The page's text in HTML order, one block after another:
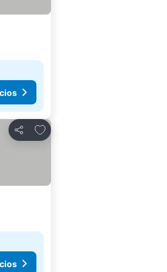
Compartir
Agregar a favoritos